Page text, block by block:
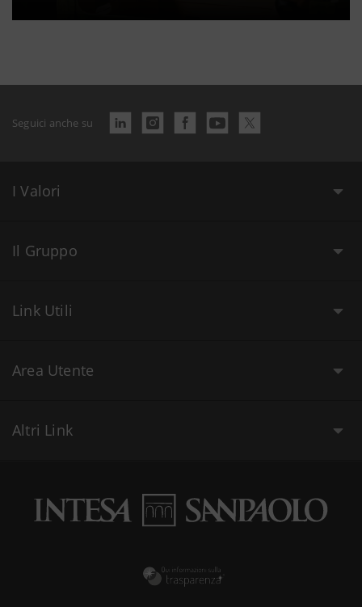
Seguici anche su
I Valori
Il Gruppo
Link Utili
Area Utente
Altri Link